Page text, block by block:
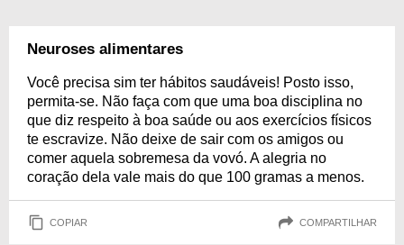
Neuroses alimentares
Você precisa sim ter hábitos saudáveis! Posto isso,
permita-se. Não faça com que uma boa disciplina no
que diz respeito à boa saúde ou aos exercícios físicos
te escravize. Não deixe de sair com os amigos ou
comer aquela sobremesa da vovó. A alegria no
coração dela vale mais do que 100 gramas a menos.
COPIAR COMPARTILHAR